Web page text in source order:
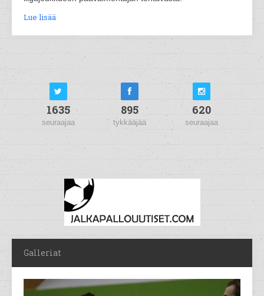
Lue lisää
1635
seuraajaa
895
tykkääjää
620
seuraajaa
Galleriat